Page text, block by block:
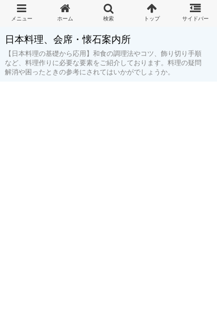
日本料理、会席・懐石案内所
【日本料理の基礎から応用】和食の調理法やコツ、飾り切り手順
など、料理作りに必要な要素をご紹介しております。料理の疑問
解消や困ったときの参考にされてはいかがでしょうか。